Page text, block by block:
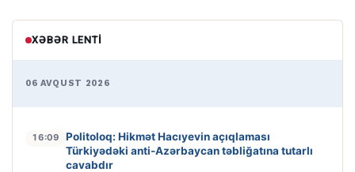
XƏBƏR LENTI
06 AVQUST 2026
16:09
Politoloq: Hikmət Hacıyevin açıqlaması
Türkiyədəki anti-Azərbaycan təbliğatına tutarlı
cavabdır